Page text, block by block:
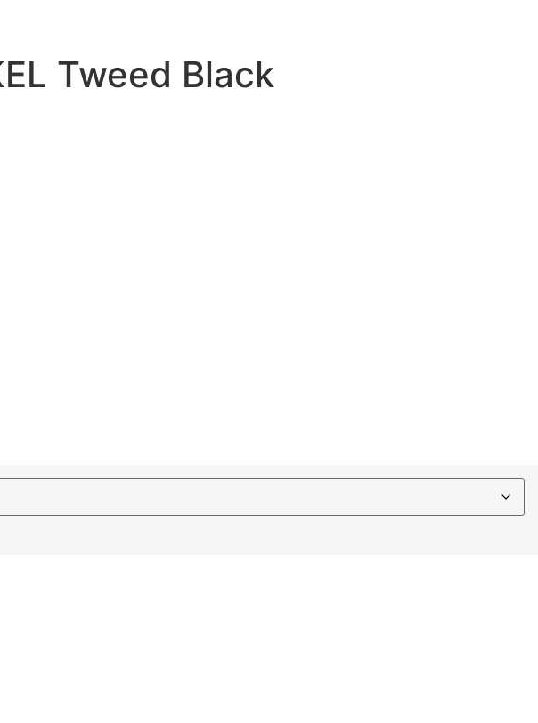
Tweed Black